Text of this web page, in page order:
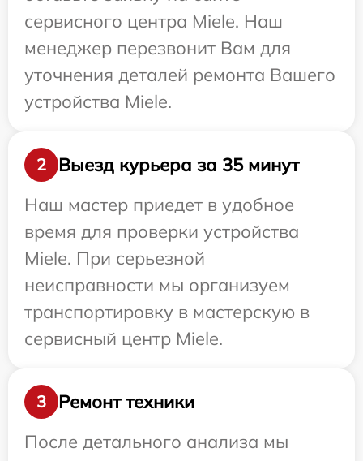
сервисного центра Miele. Наш
менеджер перезвонит Вам для
уточнения деталей ремонта Вашего
устройства Miele.
2
Выезд курьера за 35 минут
Наш мастер приедет в удобное
время для проверки устройства
Miele. При серьезной
неисправности мы организуем
транспортировку в мастерскую в
сервисный центр Miele.
3
Ремонт техники
После детального анализа мы